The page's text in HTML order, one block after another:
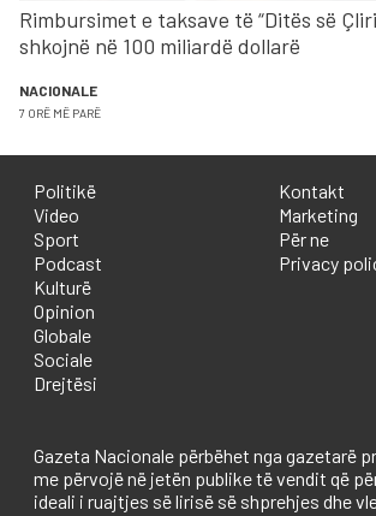
Rimbursimet e taksave të “Ditës së
shkojnë në 100 miliardë dollarë
NACIONALE
7 ORË MË PARË
Politikë
Video
Sport
Podcast
Kulturë
Opinion
Globale
Sociale
Drejtësi
Kontakt
Marketing
Për ne
Privacy
Gazeta Nacionale përbëhet nga gazetarë
me përvojë në jetën publike të vendit që
ideali i ruajtjes së lirisë së shprehjes dhe